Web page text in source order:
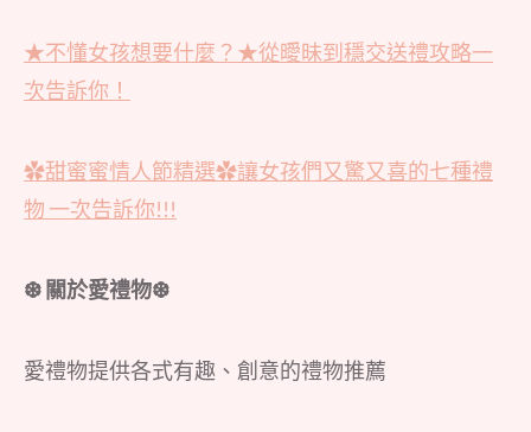
★不懂女孩想要什麼？★從曖昧到穩交送禮攻略一
次告訴你！
✿甜蜜蜜情人節精選✿讓女孩們又驚又喜的七種禮
物 一次告訴你!!!
❆ 關於愛禮物❆
愛禮物提供各式有趣、創意的禮物推薦